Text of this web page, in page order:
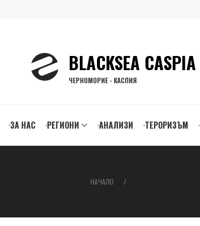
BLACKSEA CASPIA
ЧЕРНОМОРИЕ - КАСПИЯ
ЗА НАС РЕГИОНИ АНАЛИЗИ ТЕРОРИЗЪМ
НАЧАЛО